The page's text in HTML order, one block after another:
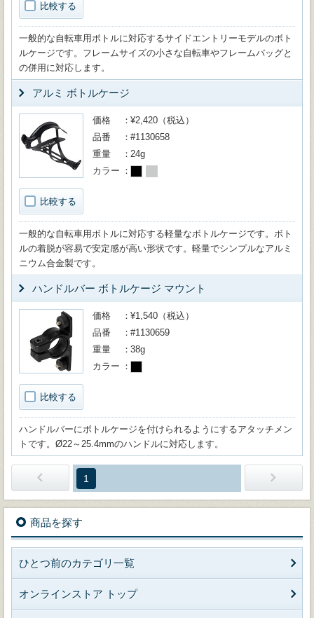
比較する
一般的な自転車用ボトルに対応するサイドエントリーモデルのボト
ルケージです。フレームサイズの小さな自転車やフレームバッグと
の併用に対応します。
アルミ ボトルケージ
比較する
価格
¥2,420（税込）
品番
#1130658
重量
24g
カラー
一般的な自転車用ボトルに対応する軽量なボトルケージです。ボト
ルの着脱が容易で安定感が高い形状です。軽量でシンプルなアルミ
ニウム合金製です。
ハンドルバー ボトルケージ マウント
比較する
価格
¥1,540（税込）
品番
#1130659
重量
38g
カラー
ハンドルバーにボトルケージを付けられるようにするアタッチメン
トです。Ø22～25.4mmのハンドルに対応します。
1
商品を探す
ひとつ前のカテゴリ一覧
オンラインストア トップ